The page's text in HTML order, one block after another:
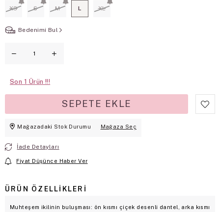
XS S M L XL
Bedenimi Bul
Son 1
Mağazadaki Stok Durumu Mağaza Seç
İade Detayları
Fiyat Düşünce Haber Ver
ÜRÜN ÖZELLIKLERI
Muhteşem ikilinin buluşması: ön kısmı çiçek desenli dantel, arka kısmı